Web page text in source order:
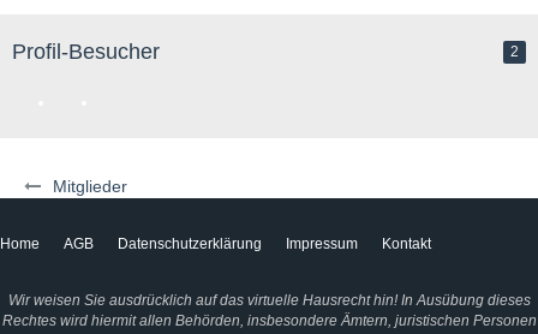
Mitglieder
Profil-Besucher 2
Home AGB Datenschutzerklärung Impressum Kontakt
Wir weisen Sie ausdrücklich auf das virtuelle Hausrecht hin! In Ausübung dieses
Rechtes wird hiermit allen Behörden, insbesondere Ämtern, juristischen Personen